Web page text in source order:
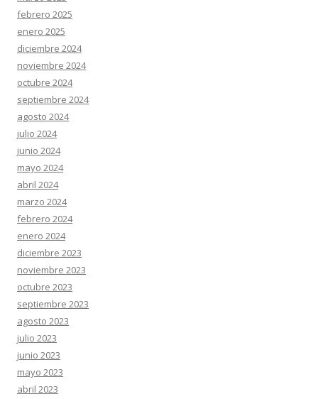
febrero 2025
enero 2025
diciembre 2024
noviembre 2024
octubre 2024
septiembre 2024
agosto 2024
julio 2024
junio 2024
mayo 2024
abril 2024
marzo 2024
febrero 2024
enero 2024
diciembre 2023
noviembre 2023
octubre 2023
septiembre 2023
agosto 2023
julio 2023
junio 2023
mayo 2023
abril 2023